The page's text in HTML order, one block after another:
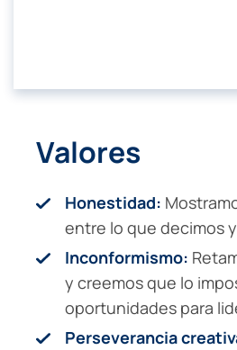
Valores
Honestidad:
entre lo que decimos
Inconformismo:
y creemos que lo
oportunidades para
Perseverancia